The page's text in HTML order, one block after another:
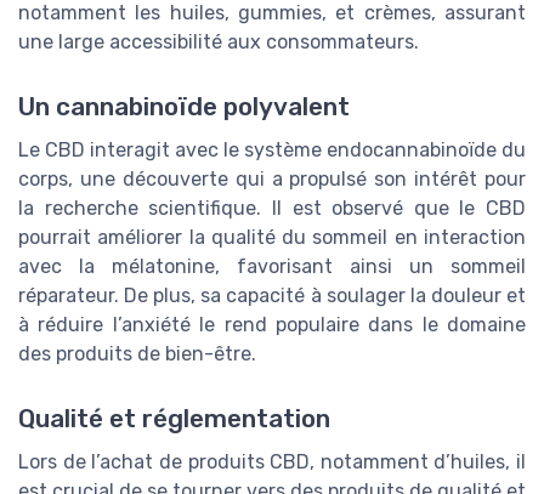
notamment les huiles, gummies, et crèmes, assurant
une large accessibilité aux consommateurs.
Un cannabinoïde polyvalent
Le CBD interagit avec le système endocannabinoïde du
corps, une découverte qui a propulsé son intérêt pour
la recherche scientifique. Il est observé que le CBD
pourrait améliorer la qualité du sommeil en interaction
avec la mélatonine, favorisant ainsi un sommeil
réparateur. De plus, sa capacité à soulager la douleur et
à réduire l’anxiété le rend populaire dans le domaine
des produits de bien-être.
Qualité et réglementation
Lors de l’achat de produits CBD, notamment d’huiles, il